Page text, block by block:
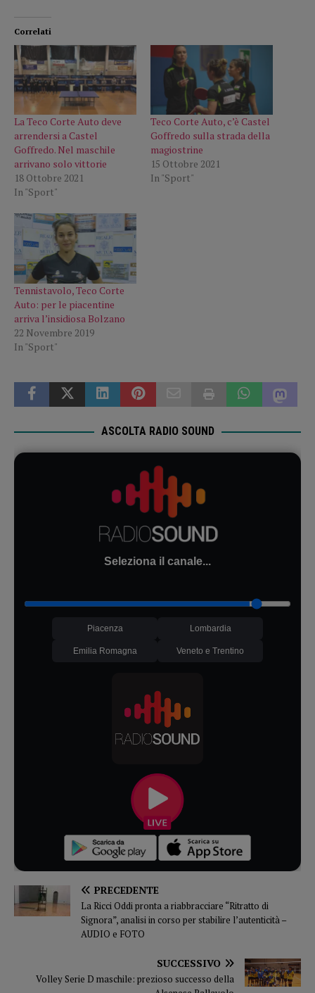
Correlati
La Teco Corte Auto deve
arrendersi a Castel
Goffredo. Nel maschile
arrivano solo vittorie
18 Ottobre 2021
In "Sport"
Teco Corte Auto, c’è Castel
Goffredo sulla strada della
magiostrine
15 Ottobre 2021
In "Sport"
Tennistavolo, Teco Corte
Auto: per le piacentine
arriva l’insidiosa Bolzano
22 Novembre 2019
In "Sport"
ASCOLTA RADIO SOUND
Seleziona il canale...
Piacenza Lombardia
Emilia Romagna Veneto e Trentino
PRECEDENTE
La Ricci Oddi pronta a riabbracciare “Ritratto di
Signora”, analisi in corso per stabilire l’autenticità –
AUDIO e FOTO
SUCCESSIVO
Volley Serie D maschile: prezioso successo della